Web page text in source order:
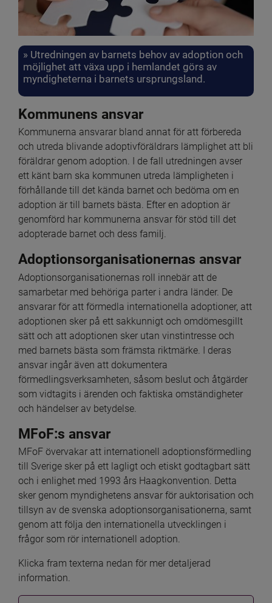
» Utredningen av barnets behov av adoption och
möjlighet att växa upp i hemlandet görs av
myndigheterna i barnets ursprungsland.
Kommunens ansvar
Kommunerna ansvarar bland annat för att förbereda
och utreda blivande adoptivföräldrars lämplighet att bli
föräldrar genom adoption. I de fall utredningen avser
ett känt barn ska kommunen utreda lämpligheten i
förhållande till det kända barnet och bedöma om en
adoption är till barnets bästa. Efter en adoption är
genomförd har kommunerna ansvar för stöd till det
adopterade barnet och dess familj.
Adoptionsorganisationernas ansvar
Adoptionsorganisationernas roll innebär att de
samarbetar med behöriga parter i andra länder. De
ansvarar för att förmedla internationella adoptioner, att
adoptionen sker på ett sakkunnigt och omdömesgillt
sätt och att adoptionen sker utan vinstintresse och
med barnets bästa som främsta riktmärke. I deras
ansvar ingår även att dokumentera
förmedlingsverksamheten, såsom beslut och åtgärder
som vidtagits i ärenden och faktiska omständigheter
och händelser av betydelse.
MFoF:s ansvar
MFoF övervakar att internationell adoptionsförmedling
till Sverige sker på ett lagligt och etiskt godtagbart sätt
och i enlighet med 1993 års Haagkonvention. Detta
sker genom myndighetens ansvar för auktorisation och
tillsyn av de svenska adoptionsorganisationerna, samt
genom att följa den internationella utvecklingen i
frågor som rör internationell adoption.
Klicka fram texterna nedan för mer detaljerad
information.